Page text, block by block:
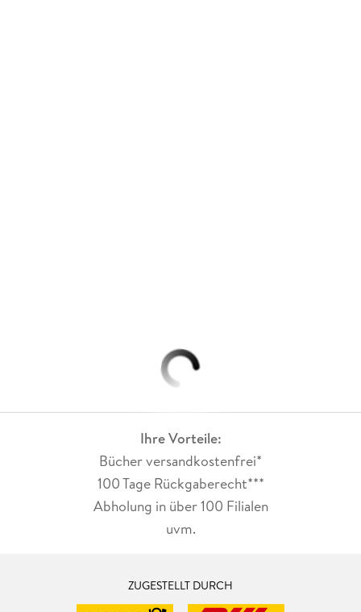
Ihre Vorteile:
Bücher versandkostenfrei*
100 Tage Rückgaberecht***
Abholung in über 100 Filialen
uvm.
ZUGESTELLT DURCH